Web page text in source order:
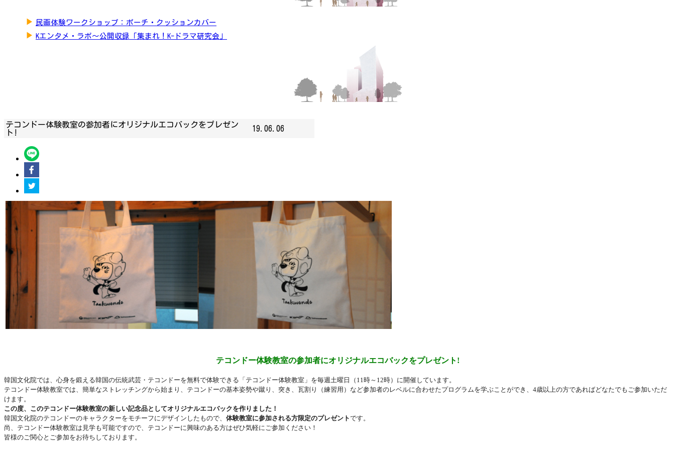
▶ 民画体験ワークショップ：ポーチ・クッションカバー
▶ Kエンタメ・ラボ～公開収録「集まれ！K-ドラマ研究会」
テコンドー体験教室の参加者にオリジナルエコバックをプレゼン
ト!
19.06.06
テコンドー体験教室の参加者にオリジナルエコバックをプレゼント !
韓国文化院では、心身を鍛える韓国の伝統武芸・テコンドーを無料で体験できる「テコンドー体験教室」を毎週土曜日（ 11 時～ 12時）に開催しています。
テコンドー体験教室では、簡単なストレッチングから始まり、テコンドーの基本姿勢や蹴り、突き、瓦割り（練習用）など参加者のレベルに合わせたプログラムを学ぶことができ、 4歳以上の方であればどなたでもご参加いただ
けます。
この度、このテコンドー体験教室の新しい記念品としてオリジナルエコバックを作りました！
韓国文化院のテコンドーのキャラクターをモチーフにデザインしたもので、 体験教室に参加される方限定のプレゼントです。
尚、テコンドー体験教室は見学も可能ですので、テコンドーに興味のある方はぜひ気軽にご参加ください！
皆様のご関心とご参加をお待ちしております。